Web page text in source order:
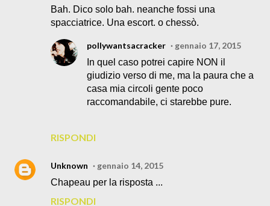
Bah. Dico solo bah. neanche fossi una
spacciatrice. Una escort. o chessò.
RISPONDI
pollywantsacracker
gennaio 17, 2015
In quel caso potrei capire NON il
giudizio verso di me, ma la paura che a
casa mia circoli gente poco
raccomandabile, ci starebbe pure.
Unknown
gennaio 14, 2015
Chapeau per la risposta ...
RISPONDI